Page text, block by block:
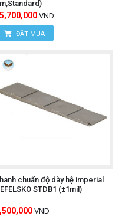
VND
ĐẶT MUA
chuẩn độ dày hệ imperial
STDB1 (±1mil)
VND